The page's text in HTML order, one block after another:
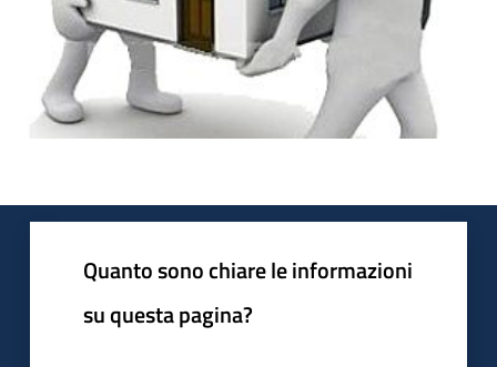
Quanto sono chiare le informazioni
su questa pagina?